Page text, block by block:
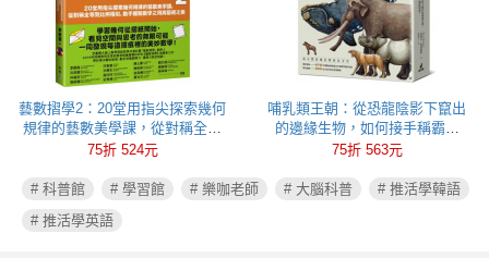
藝數摺學2：20堂用指尖探索幾何
規律的藝數美學課，從對稱全等
到比例相似，動手體驗數學之用
75折 524元
哺乳類王朝：從恐龍陰影下竄出
的邊緣生物，如何接手稱霸地
球？
75折 563元
# 科普館 # 學習館 # 樂咖老師 # 大腦科普
# 推活學韓語
# 推活學英語